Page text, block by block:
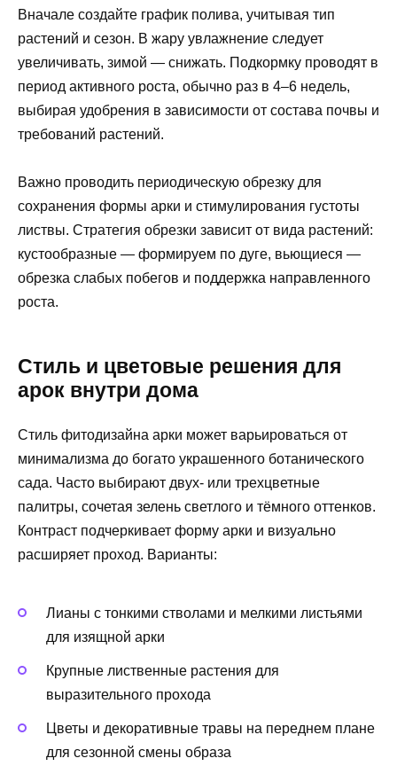
Вначале создайте график полива, учитывая тип
растений и сезон. В жару увлажнение следует
увеличивать, зимой — снижать. Подкормку проводят в
период активного роста, обычно раз в 4–6 недель,
выбирая удобрения в зависимости от состава почвы и
требований растений.
Важно проводить периодическую обрезку для
сохранения формы арки и стимулирования густоты
листвы. Стратегия обрезки зависит от вида растений:
кустообразные — формируем по дуге, вьющиеся —
обрезка слабых побегов и поддержка направленного
роста.
Стиль и цветовые решения для
арок внутри дома
Стиль фитодизайна арки может варьироваться от
минимализма до богато украшенного ботанического
сада. Часто выбирают двух- или трехцветные
палитры, сочетая зелень светлого и тёмного оттенков.
Контраст подчеркивает форму арки и визуально
расширяет проход. Варианты:
Лианы с тонкими стволами и мелкими листьями
для изящной арки
Крупные лиственные растения для
выразительного прохода
Цветы и декоративные травы на переднем плане
для сезонной смены образа